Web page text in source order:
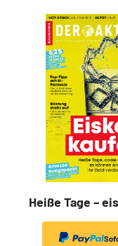
Heiße Tage –